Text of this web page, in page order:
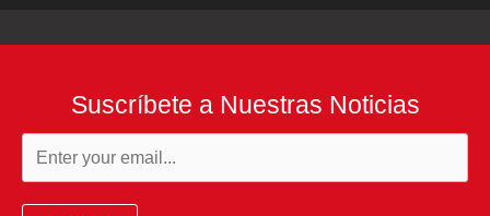
Suscríbete a Nuestras Noticias